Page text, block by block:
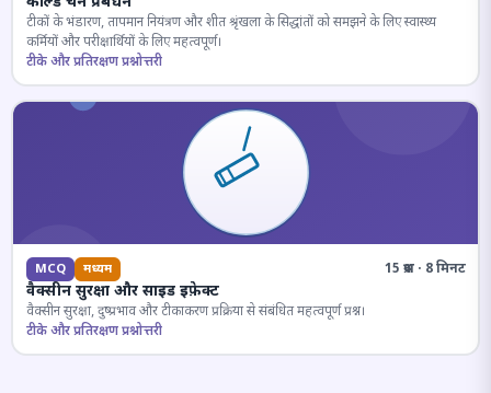
टीकों के भंडारण, तापमान नियंत्रण और शीत श्रृंखला के सिद्धांतों को समझने के लिए स्वास्थ्य
कर्मियों और परीक्षार्थियों के लिए महत्वपूर्ण।
टीके और प्रतिरक्षण प्रश्नोत्तरी
MCQ मध्यम 15 प्रश्न · 8 मिनट
वैक्सीन सुरक्षा और साइड इफ़ेक्ट
वैक्सीन सुरक्षा, दुष्प्रभाव और टीकाकरण प्रक्रिया से संबंधित महत्वपूर्ण प्रश्न।
टीके और प्रतिरक्षण प्रश्नोत्तरी